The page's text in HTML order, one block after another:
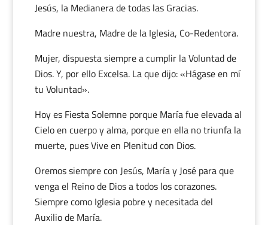
Jesús, la Medianera de todas las Gracias.
Madre nuestra, Madre de la Iglesia, Co-Redentora.
Mujer, dispuesta siempre a cumplir la Voluntad de
Dios. Y, por ello Excelsa. La que dijo: «Hágase en mí
tu Voluntad».
Hoy es Fiesta Solemne porque María fue elevada al
Cielo en cuerpo y alma, porque en ella no triunfa la
muerte, pues Vive en Plenitud con Dios.
Oremos siempre con Jesús, María y José para que
venga el Reino de Dios a todos los corazones.
Siempre como Iglesia pobre y necesitada del
Auxilio de María.